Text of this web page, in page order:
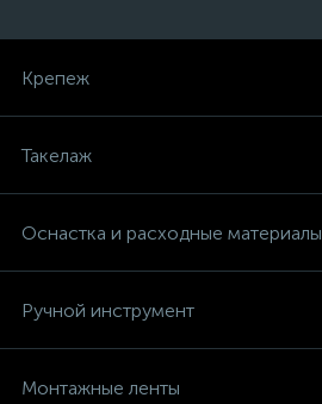
Крепеж
Такелаж
Оснастка и расходные материалы
Ручной инструмент
Монтажные ленты